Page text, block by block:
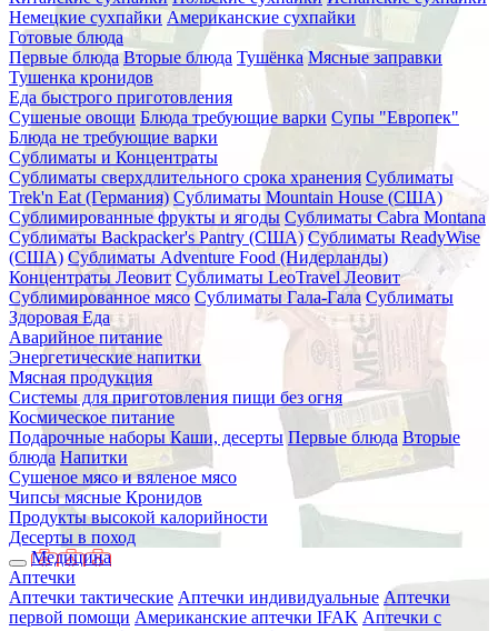
Немецкие сухпайки Американские сухпайки
Готовые блюда
Первые блюда Вторые блюда Тушёнка Мясные заправки
Тушенка кронидов
Еда быстрого приготовления
Сушеные овощи Блюда требующие варки Супы "Европек"
Блюда не требующие варки
Сублиматы и Концентраты
Сублиматы сверхдлительного срока хранения Сублиматы
Trek'n Eat (Германия) Сублиматы Mountain House (США)
Сублимированные фрукты и ягоды Сублиматы Cabra Montana
Сублиматы Backpacker's Pantry (США) Сублиматы ReadyWise
(США) Сублиматы Adventure Food (Нидерланды)
Концентраты Леовит Сублиматы LeoTravel Леовит
Сублимированное мясо Сублиматы Гала-Гала Сублиматы
Здоровая Еда
Аварийное питание
Энергетические напитки
Мясная продукция
Системы для приготовления пищи без огня
Космическое питание
Подарочные наборы Каши, десерты Первые блюда Вторые
блюда Напитки
Сушеное мясо и вяленое мясо
Чипсы мясные Кронидов
Продукты высокой калорийности
Десерты в поход
Медицина
Аптечки
Аптечки тактические Аптечки индивидуальные Аптечки
первой помощи Американские аптечки IFAK Аптечки с